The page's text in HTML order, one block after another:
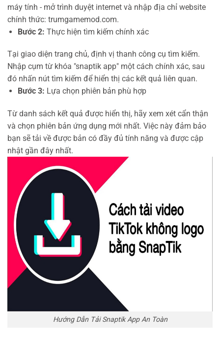
máy tính - mở trình duyệt internet và nhập địa chỉ website
chính thức: trumgamemod.com.
Bước 2: Thực hiện tìm kiếm chính xác
Tại giao diện trang chủ, định vị thanh công cụ tìm kiếm.
Nhập cụm từ khóa "snaptik app" một cách chính xác, sau
đó nhấn nút tìm kiếm để hiển thị các kết quả liên quan.
Bước 3: Lựa chọn phiên bản phù hợp
Từ danh sách kết quả được hiển thị, hãy xem xét cẩn thận
và chọn phiên bản ứng dụng mới nhất. Việc này đảm bảo
bạn sẽ tải về được bản có đầy đủ tính năng và được cập
nhật gần đây nhất.
Hướng Dẫn Tải Snaptik App An Toàn